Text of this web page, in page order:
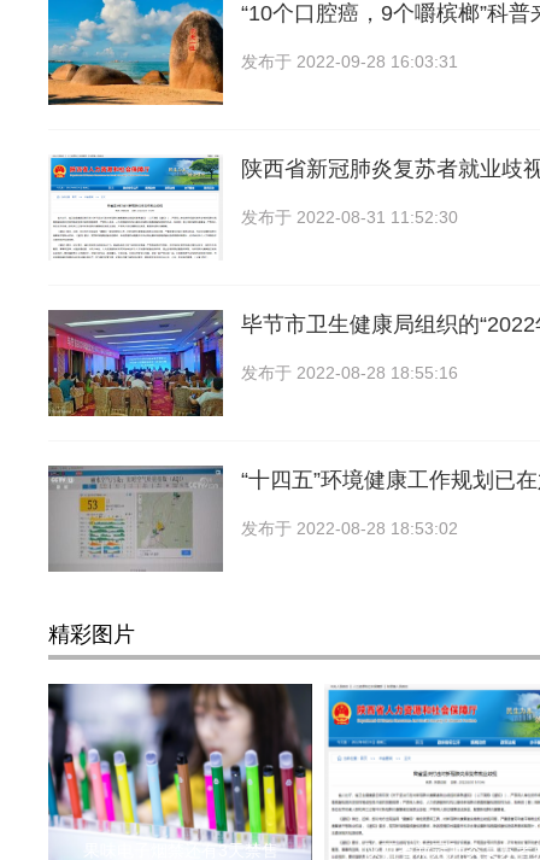
“10个口腔癌，9个嚼槟榔”科普
发布于 2022-09-28 16:03:31
陕西省新冠肺炎复苏者就业歧
发布于 2022-08-31 11:52:30
毕节市卫生健康局组织的
发布于 2022-08-28 18:55:16
“十四五”环境健康工作规划已
发布于 2022-08-28 18:53:02
精彩图片
果味电子烟禁还有3天禁售 陕西省新冠肺炎复苏者